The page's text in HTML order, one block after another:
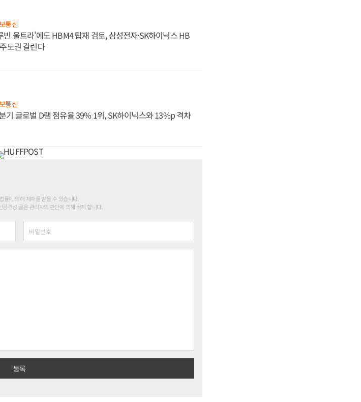
통신
빈 울트라'에도 HBM4 탑재 검토, 삼성전자·SK하이닉스 HB
도권 갈린다
통신
기 글로벌 D램 점유율 39% 1위, SK하이닉스와 13%p 격차
률에 의해 제재를 받을 수 있습니다.
격성 글은 관리자의 판단에 의해 삭제 합니다.